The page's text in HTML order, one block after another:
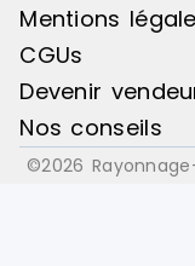
Mentions
CGUs
Devenir
Nos conseils
©2026